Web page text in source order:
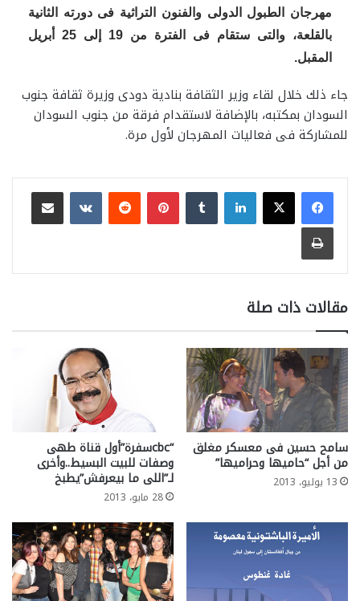
مهرجان الطبول الدولى والفنون التراثية فى دورته الثانية
بالقلعة، والتى ستقام فى الفترة من 19 إلى 25 أبريل
المقبل.
جاء ذلك خلال لقاء وزير الثقافة بنادية دودى وزيرة ثقافة جنوب
السودان بمكتبه، بالإضافة لاستقدام فرقة من جنوب السودان
للمشاركة فى فعاليات المهرجان لأول مرة.
لينكدإن بينتيريست
مشاركة عبر البريد
طباعة
مقالات ذات صلة
سامح حسين فى معسكر مغلق
من أجل “حاميها وحراميها”
13 يوليو، 2013
“cbcسفرة”أول قناة طهى
وصفات للبيت البسيط..وأخرى
لـ”اللى ما بيعرفش”يطبخ
28 مايو، 2013